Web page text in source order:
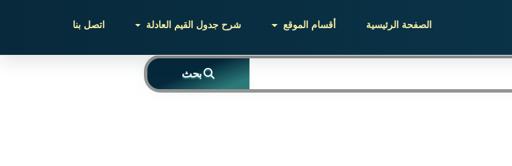
الصفحة الرئيسية أقسام الموقع شرح جدول القيم العادلة اتصل بنا
بحث